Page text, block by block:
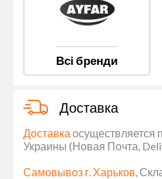
Всі бренди
Доставка
Доставка осуществляется
Украины (Новая Почта,
Самовывоз г. Харьков,